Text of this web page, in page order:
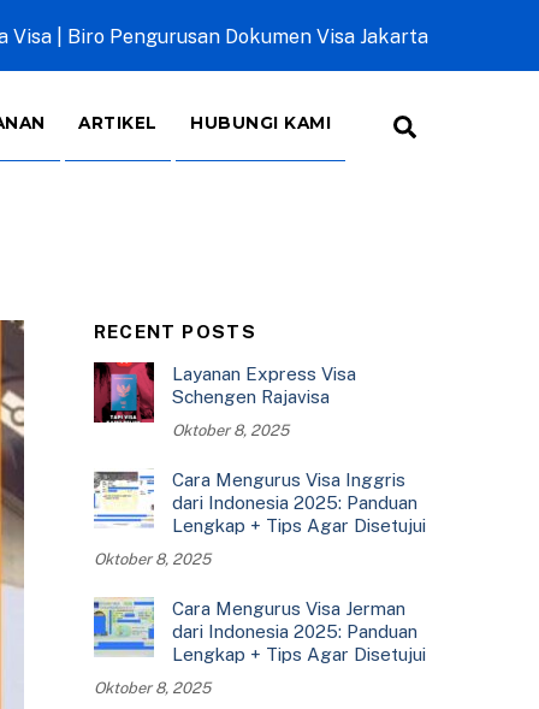
Visa | Biro Pengurusan Dokumen Visa Jakarta
ARTIKEL HUBUNGI KAMI
RECENT POSTS
Layanan Express Visa
Schengen Rajavisa
Oktober 8, 2025
Cara Mengurus Visa Inggris
dari Indonesia 2025: Panduan
Lengkap + Tips Agar Disetujui
Oktober 8, 2025
Cara Mengurus Visa Jerman
dari Indonesia 2025: Panduan
Lengkap + Tips Agar Disetujui
Oktober 8, 2025